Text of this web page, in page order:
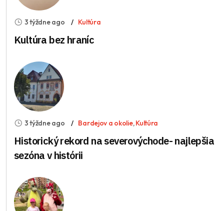
3 týždne ago Kultúra
Kultúra bez hraníc
3 týždne ago Bardejov a okolie,Kultúra
Historický rekord na severovýchode- najlepšia
sezóna v histórii